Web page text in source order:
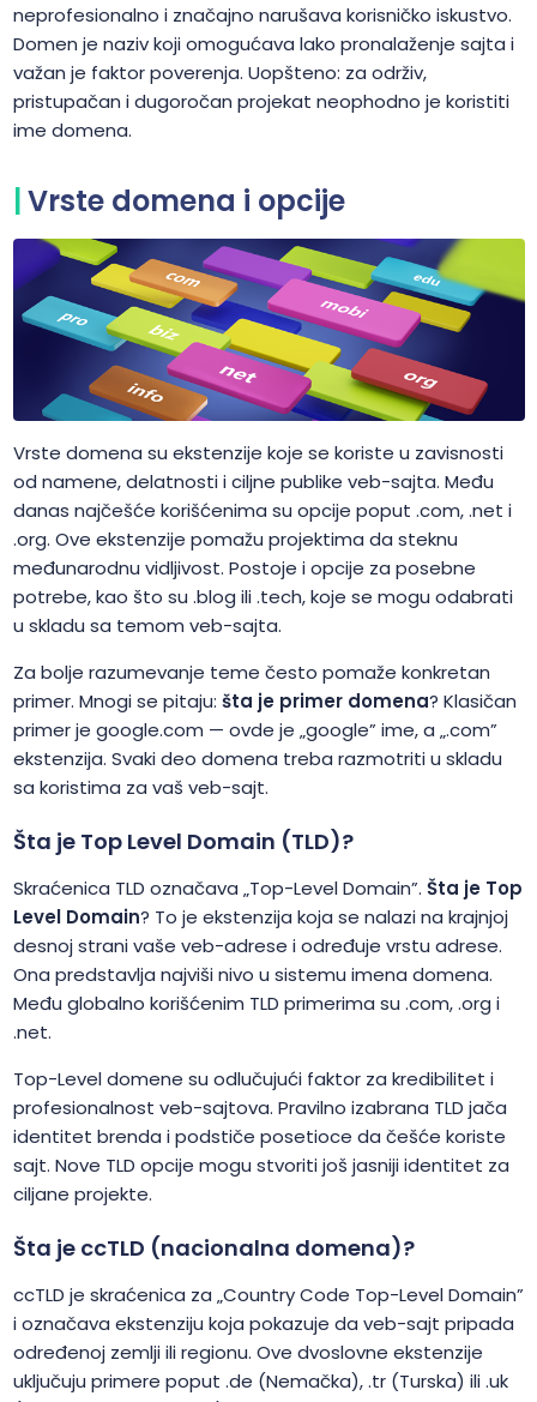
neprofesionalno i značajno narušava korisničko iskustvo.
Domen je naziv koji omogućava lako pronalaženje sajta i
važan je faktor poverenja. Uopšteno: za održiv,
pristupačan i dugoročan projekat neophodno je koristiti
ime domena.
Vrste domena i opcije
Vrste domena su ekstenzije koje se koriste u zavisnosti
od namene, delatnosti i ciljne publike veb-sajta. Među
danas najčešće korišćenima su opcije poput .com, .net i
.org. Ove ekstenzije pomažu projektima da steknu
međunarodnu vidljivost. Postoje i opcije za posebne
potrebe, kao što su .blog ili .tech, koje se mogu odabrati
u skladu sa temom veb-sajta.
Za bolje razumevanje teme često pomaže konkretan
primer. Mnogi se pitaju: šta je primer domena? Klasičan
primer je google.com — ovde je „google” ime, a „.com”
ekstenzija. Svaki deo domena treba razmotriti u skladu
sa koristima za vaš veb-sajt.
Šta je Top Level Domain (TLD)?
Skraćenica TLD označava „Top-Level Domain”. Šta je Top
Level Domain? To je ekstenzija koja se nalazi na krajnjoj
desnoj strani vaše veb-adrese i određuje vrstu adrese.
Ona predstavlja najviši nivo u sistemu imena domena.
Među globalno korišćenim TLD primerima su .com, .org i
.net.
Top-Level domene su odlučujući faktor za kredibilitet i
profesionalnost veb-sajtova. Pravilno izabrana TLD jača
identitet brenda i podstiče posetioce da češće koriste
sajt. Nove TLD opcije mogu stvoriti još jasniji identitet za
ciljane projekte.
Šta je ccTLD (nacionalna domena)?
ccTLD je skraćenica za „Country Code Top-Level Domain”
i označava ekstenziju koja pokazuje da veb-sajt pripada
određenoj zemlji ili regionu. Ove dvoslovne ekstenzije
uključuju primere poput .de (Nemačka), .tr (Turska) ili .uk